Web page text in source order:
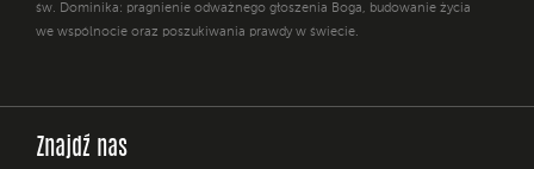
św. Dominika: pragnienie odważnego głoszenia Boga, budowanie życia
we wspólnocie oraz poszukiwania prawdy w świecie.
Znajdź nas